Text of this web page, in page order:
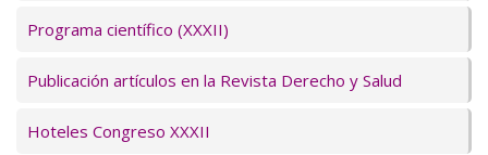
Programa científico (XXXII)
Publicación artículos en la Revista Derecho y Salud
Hoteles Congreso XXXII